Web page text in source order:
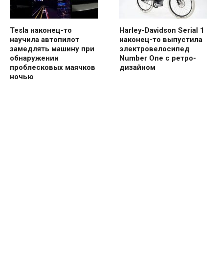
Tesla наконец-то
научила автопилот
замедлять машину при
обнаружении
проблесковых маячков
ночью
Harley-Davidson Serial 1
наконец-то выпустила
электровелосипед
Number One с ретро-
дизайном